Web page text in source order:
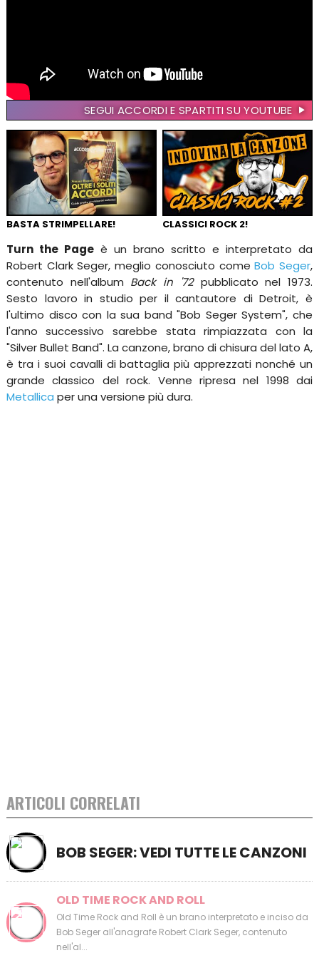
SEGUI ACCORDI E SPARTITI SU YOUTUBE
BASTA STRIMPELLARE! CLASSICI ROCK 2!
Turn the Pageè un brano scritto e interpretato da
Robert Clark Seger, meglio conosciuto comeBob Seger,
contenuto nell'album Back in '72pubblicato nel 1973.
Sesto lavoro in studio per il cantautore di Detroit, è
l'ultimo disco con la sua band "Bob Seger System", che
l'anno successivo sarebbe stata rimpiazzata con la
"Silver Bullet Band". La canzone, brano di chisura del lato A,
è tra i suoi cavalli di battaglia più apprezzati nonché un
grande classico del rock. Venne ripresa nel 1998 dai
Metallica per una versione più dura.
ARTICOLI CORRELATI
BOB SEGER: VEDI TUTTE LE CANZONI
OLD TIME ROCK AND ROLL
Old Time Rock and Roll è un brano interpretato e inciso da
Bob Seger all'anagrafe Robert Clark Seger, contenuto
nell'al...